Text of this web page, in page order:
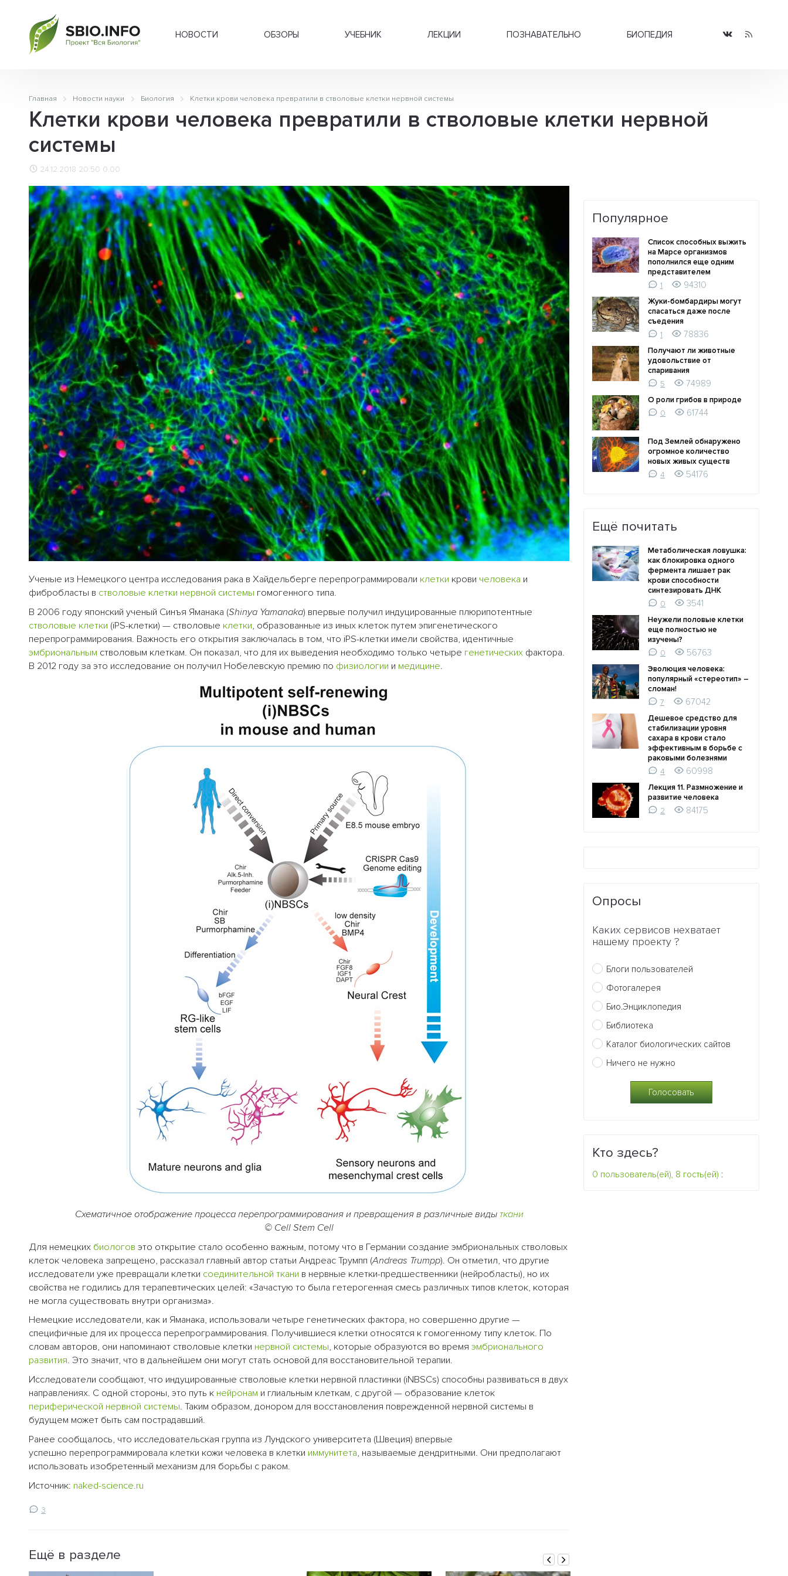
НОВОСТИ ОБЗОРЫ УЧЕБНИК ЛЕКЦИИ ПОЗНАВАТЕЛЬНО БИОПЕДИЯ
Главная Новости науки Биология Клетки крови человека превратили в стволовые клетки нервной системы
Клетки крови человека превратили в стволовые клетки нервной
системы
24.12.2018 20:50 0.00
Ученые из Немецкого центра исследования рака в Хайдельберге перепрограммировали клетки крови человека и
фибробласты в стволовые клетки нервной системы гомогенного типа.
В 2006 году японский ученый Синъя Яманака (Shinya Yamanaka) впервые получил индуцированные плюрипотентные
стволовые клетки (iPS-клетки) — стволовые клетки, образованные из иных клеток путем эпигенетического
перепрограммирования. Важность его открытия заключалась в том, что iPS-клетки имели свойства, идентичные
эмбриональным стволовым клеткам. Он показал, что для их выведения необходимо только четыре генетических фактора.
В 2012 году за это исследование он получил Нобелевскую премию по физиологии и медицине.
Схематичное отображение процесса перепрограммирования и превращения в различные виды ткани
© Cell Stem Cell
Для немецких биологов это открытие стало особенно важным, потому что в Германии создание эмбриональных стволовых
клеток человека запрещено, рассказал главный автор статьи Андреас Трумпп (Andreas Trumpp). Он отметил, что другие
исследователи уже превращали клетки соединительной ткани в нервные клетки-предшественники (нейробласты), но их
свойства не годились для терапевтических целей: «Зачастую то была гетерогенная смесь различных типов клеток, которая
не могла существовать внутри организма».
Немецкие исследователи, как и Яманака, использовали четыре генетических фактора, но совершенно другие —
специфичные для их процесса перепрограммирования. Получившиеся клетки относятся к гомогенному типу клеток. По
словам авторов, они напоминают стволовые клетки нервной системы, которые образуются во время эмбрионального
развития. Это значит, что в дальнейшем они могут стать основой для восстановительной терапии.
Исследователи сообщают, что индуцированные стволовые клетки нервной пластинки (iNBSCs) способны развиваться в двух
направлениях. С одной стороны, это путь к нейронам и глиальным клеткам, с другой — образование клеток
периферической нервной системы. Таким образом, донором для восстановления поврежденной нервной системы в
будущем может быть сам пострадавший.
Ранее сообщалось, что исследовательская группа из Лундского университета (Швеция) впервые
успешно перепрограммировала клетки кожи человека в клетки иммунитета, называемые дендритными. Они предполагают
использовать изобретенный механизм для борьбы с раком.
Источник: naked-science.ru
3
Ещё в разделе
Популярное
Список способных выжить
на Марсе организмов
пополнился еще одним
представителем
1
94310
Жуки-бомбардиры могут
спасаться даже после
съедения
1
78836
Получают ли животные
удовольствие от
спаривания
5
74989
О роли грибов в природе
0
61744
Под Землей обнаружено
огромное количество
новых живых существ
4
54176
Ещё почитать
Метаболическая ловушка:
как блокировка одного
фермента лишает рак
крови способности
синтезировать ДНК
0
3541
Неужели половые клетки
еще полностью не
изучены?
0
56763
Эволюция человека:
популярный «стереотип» –
сломан!
7
67042
Дешевое средство для
стабилизации уровня
сахара в крови стало
эффективным в борьбе с
раковыми болезнями
4
60998
Лекция 11. Размножение и
развитие человека
2
84175
Опросы
Каких сервисов нехватает
нашему проекту ?
Блоги пользователей
Фотогалерея
Био.Энциклопедия
Библиотека
Каталог биологических сайтов
Ничего не нужно
Кто здесь?
0 пользователь(ей), 8 гость(ей) :